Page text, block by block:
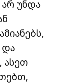
არ უნდა
და
ასეთ